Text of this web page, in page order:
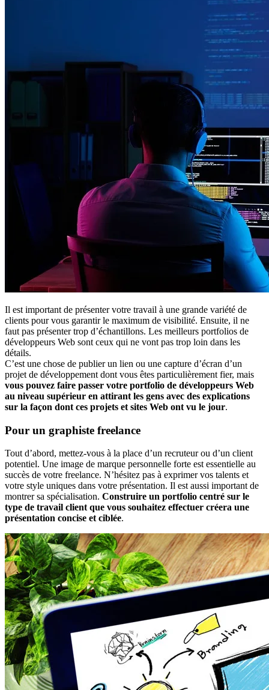
Il est important de présenter votre travail à une grande variété de
clients pour vous garantir le maximum de visibilité. Ensuite, il ne
faut pas présenter trop d’échantillons. Les meilleurs portfolios de
développeurs Web sont ceux qui ne vont pas trop loin dans les
détails.
C’est une chose de publier un lien ou une capture d’écran d’un
projet de développement dont vous êtes particulièrement fier, mais
vous pouvez faire passer votre portfolio de développeurs Web
au niveau supérieur en attirant les gens avec des explications
sur la façon dont ces projets et sites Web ont vu le jour.
Pour un graphiste freelance
Tout d’abord, mettez-vous à la place d’un recruteur ou d’un client
potentiel. Une image de marque personnelle forte est essentielle au
succès de votre freelance. N’hésitez pas à exprimer vos talents et
votre style uniques dans votre présentation. Il est aussi important de
montrer sa spécialisation. Construire un portfolio centré sur le
type de travail client que vous souhaitez effectuer créera une
présentation concise et ciblée.